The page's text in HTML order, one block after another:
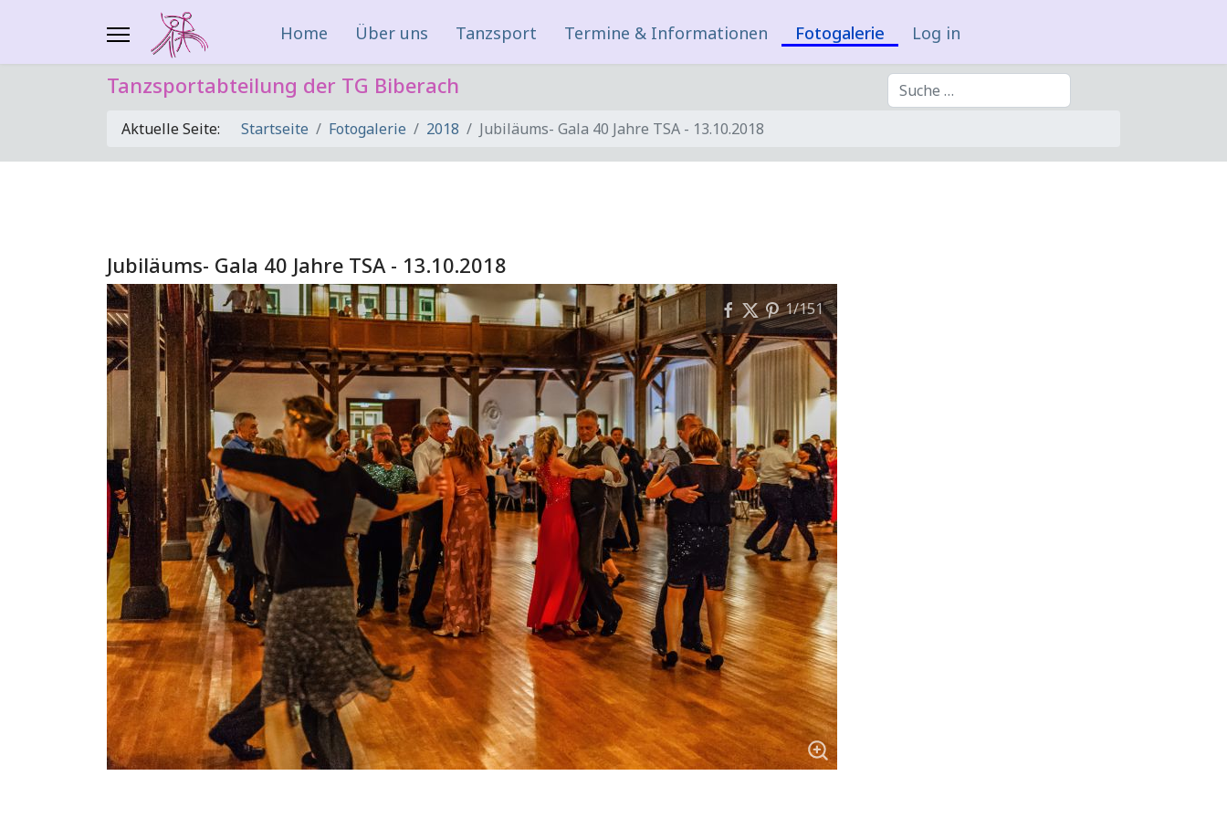
Home Über uns Tanzsport Termine & Informationen Fotogalerie Log in
Tanzsportabteilung der TG Biberach Suchen
Aktuelle Seite: Startseite Fotogalerie 2018 Jubiläums- Gala 40 Jahre TSA - 13.10.2018
Jubiläums- Gala 40 Jahre TSA - 13.10.2018
1/151